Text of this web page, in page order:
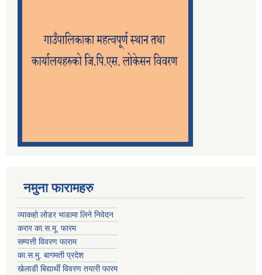
नमुना फारामहरु
व्याकहो लोडर भाडामा लिने निवेदन
करार का.स.मू. फारम
सम्पत्ती विवरण फाराम
का.स.मु. बागमती प्रदेश
खेलाडी बिद्यार्थी विवरण तयारी फारम